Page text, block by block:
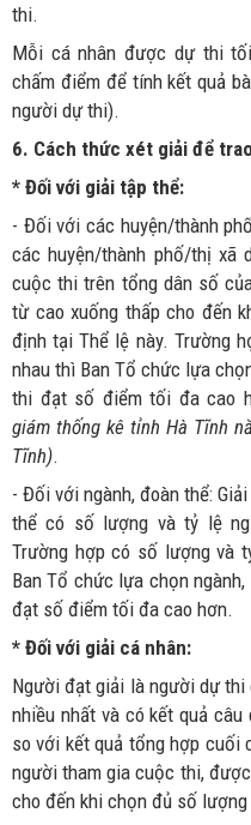
thi.
Mỗi cá nhân được dự thi
chấm điểm để tính kết quả
người dự thi).
6. Cách thức xét giải để
* Đối với giải tập thể:
- Đối với các huyện/thành
các huyện/thành phố/thị xã
cuộc thi trên tổng dân số
từ cao xuống thấp cho đến
định tại Thể lệ này. Trường
nhau thì Ban Tổ chức lựa
thi đạt số điểm tối đa cao
giám thống kê tỉnh Hà Tĩnh
Tĩnh).
- Đối với ngành, đoàn thể:
thể có số lượng và tỷ lệ
Trường hợp có số lượng và
Ban Tổ chức lựa chọn
đạt số điểm tối đa cao hơn.
* Đối với giải cá nhân:
Người đạt giải là người dự
nhiều nhất và có kết quả
so với kết quả tổng hợp cuối
người tham gia cuộc thi,
cho đến khi chọn đủ số